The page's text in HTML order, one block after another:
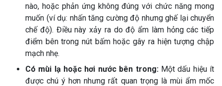
nào, hoặc phản ứng không đúng với chức năng mong
muốn (ví dụ: nhấn tăng cường độ nhưng ghế lại chuyển
chế độ). Điều này xảy ra do độ ẩm làm hỏng các tiếp
điểm bên trong nút bấm hoặc gây ra hiện tượng chập
mạch nhẹ.
Có mùi lạ hoặc hơi nước bên trong:Một dấu hiệu ít
được chú ý hơn nhưng rất quan trọng là mùi ẩm mốc